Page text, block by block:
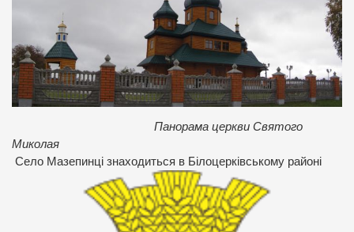
Панорама церкви Святого
Миколая
Село Мазепинці знаходиться в Білоцерківському районі